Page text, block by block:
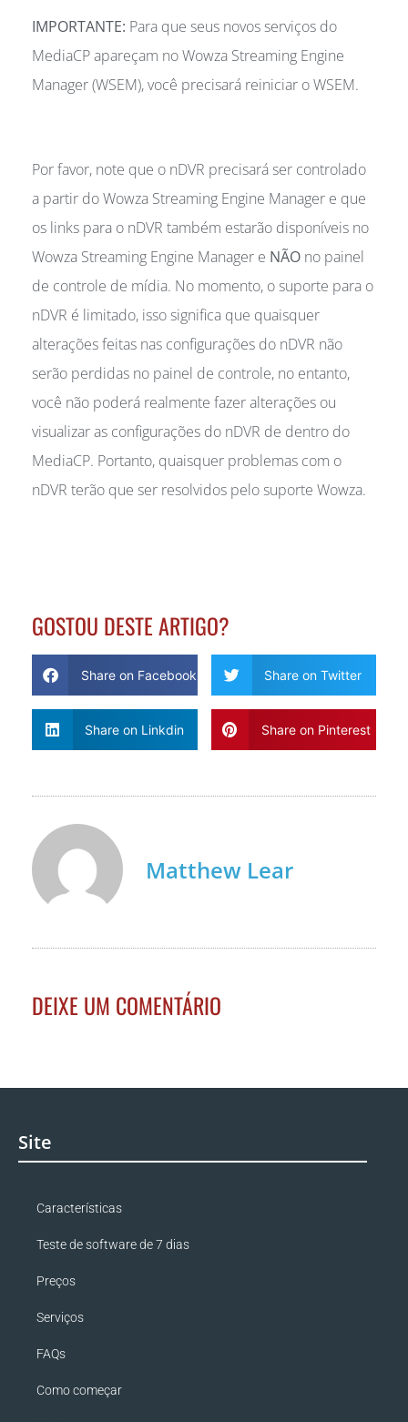
IMPORTANTE: Para que seus novos serviços do
MediaCP apareçam no Wowza Streaming Engine
Manager (WSEM), você precisará reiniciar o WSEM.
Por favor, note que o nDVR precisará ser controlado
a partir do Wowza Streaming Engine Manager e que
os links para o nDVR também estarão disponíveis no
Wowza Streaming Engine Manager e NÃO no painel
de controle de mídia. No momento, o suporte para o
nDVR é limitado, isso significa que quaisquer
alterações feitas nas configurações do nDVR não
serão perdidas no painel de controle, no entanto,
você não poderá realmente fazer alterações ou
visualizar as configurações do nDVR de dentro do
MediaCP. Portanto, quaisquer problemas com o
nDVR terão que ser resolvidos pelo suporte Wowza.
GOSTOU DESTE ARTIGO?
Share on Facebook Share on Twitter
Share on Linkdin Share on Pinterest
Matthew Lear
DEIXE UM COMENTÁRIO
Site
Características
Teste de software de 7 dias
Preços
Serviços
FAQs
Como começar